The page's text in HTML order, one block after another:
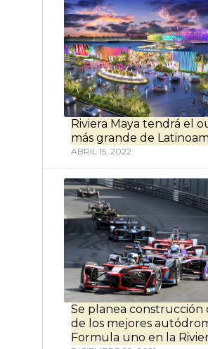
Riviera Maya tendrá el
más grande de
ABRIL 15, 2022
Se planea construcción
de los mejores
Formula uno en la